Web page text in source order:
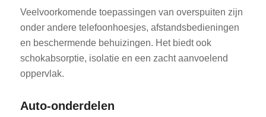
Veelvoorkomende toepassingen van overspuiten zijn
onder andere telefoonhoesjes, afstandsbedieningen
en beschermende behuizingen. Het biedt ook
schokabsorptie, isolatie en een zacht aanvoelend
oppervlak.
Auto-onderdelen